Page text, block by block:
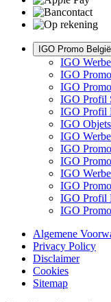
IGO Promo België
IGO
IGO
IGO
IGO Profil
IGO Profil
IGO
IGO
IGO
IGO
IGO
IGO
IGO Profil
IGO
Algemene
Privacy Policy
Disclaimer
Cookies
Sitemap